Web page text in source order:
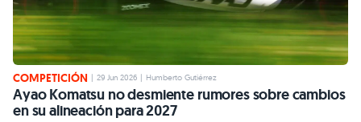
COMPETICIÓN 29 Jun 2026 Humberto Gutiérrez
Ayao Komatsu no desmiente rumores sobre cambios
en su alineación para 2027